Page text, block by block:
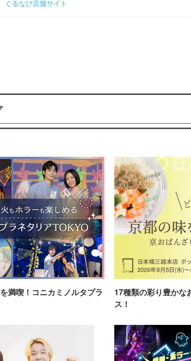
ぐるなび店舗サイト
満喫！コニカミノルタプラ
17種類の彩り豊かな
ス！